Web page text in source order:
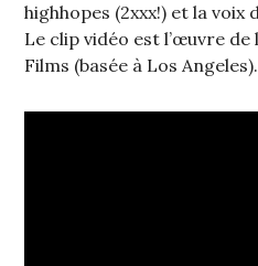
highhopes (2xxx!) et la voix
Le clip vidéo est l’œuvre de
Films (basée à Los Angeles).